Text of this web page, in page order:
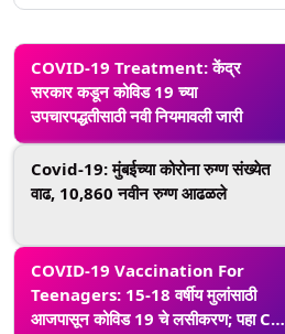
COVID-19 Treatment: केंद्र
सरकार कडून कोविड 19 च्या
उपचारपद्धतीसाठी नवी नियमावली जारी
Covid-19: मुंबईच्या कोरोना रुग्ण संख्येत
वाढ, 10,860 नवीन रुग्ण आढळले
COVID-19 Vaccination For
Teenagers: 15-18 वर्षीय मुलांसाठी
आजपासून कोविड 19 चे लसीकरण; पहा Co-